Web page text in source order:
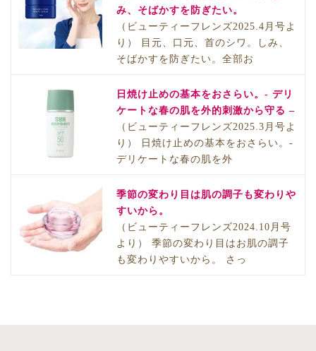
み、そばかすを防ぎたい。
（ビューティーフレンズ2025.4月号よ
り） 目元、口元、首のシワ。しみ、
そばかすを防ぎたい。全部お
日焼け止めの基本をおさらい。- デリ
ケートな春の肌を外的刺激から守る –
（ビューティーフレンズ2025.3月号よ
り） 日焼け止めの基本をおさらい。-
デリケートな春の肌を外
季節の変わり目は肌の調子も変わりや
すいから。
（ビューティーフレンズ2024.10月号
より） 季節の変わり目はお肌の調子
も変わりやすいから。 さっ